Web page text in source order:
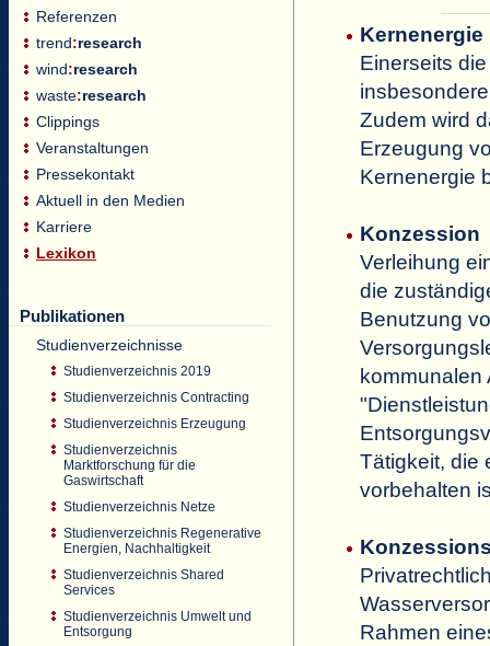
Referenzen
trend:research
wind:research
waste:research
Clippings
Veranstaltungen
Pressekontakt
Aktuell in den Medien
Karriere
Lexikon
Publikationen
Studienverzeichnisse
Studienverzeichnis 2019
Studienverzeichnis Contracting
Studienverzeichnis Erzeugung
Studienverzeichnis
Marktforschung für die
Gaswirtschaft
Studienverzeichnis Netze
Studienverzeichnis Regenerative
Energien, Nachhaltigkeit
Studienverzeichnis Shared
Services
Studienverzeichnis Umwelt und
Entsorgung
Kernenergie
Einerseits
Zudem wird
Erzeugung
Kernenergie
Konzession
Verleihung
die
Benutzung
Tätigkeit, die
vorbehalten
Rahmen